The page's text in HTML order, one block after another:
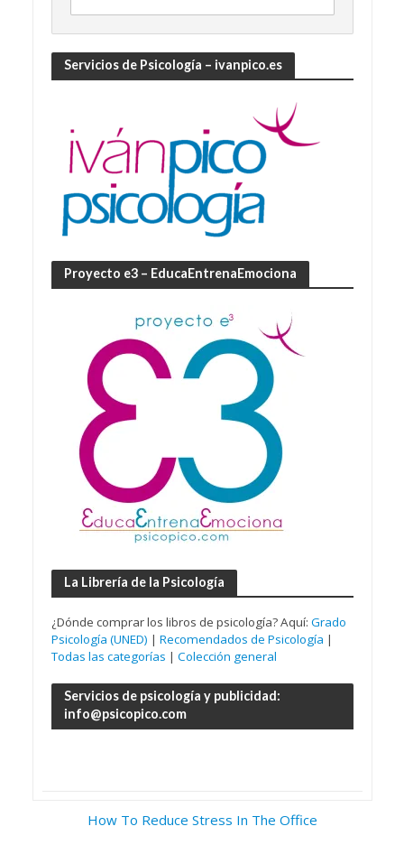
Servicios de Psicología – ivanpico.es
Proyecto e3 – EducaEntrenaEmociona
La Librería de la Psicología
¿Dónde comprar los libros de psicología? Aquí: Grado
Psicología (UNED) | Recomendados de Psicología |
Todas las categorías | Colección general
Servicios de psicología y publicidad:
info@psicopico.com
How To Reduce Stress In The Office